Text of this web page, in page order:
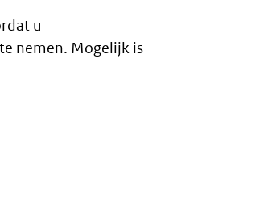
u
nemen. Mogelijk is